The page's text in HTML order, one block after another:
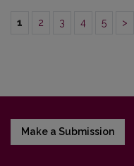
1 2 3 4 5 >
Make a Submission